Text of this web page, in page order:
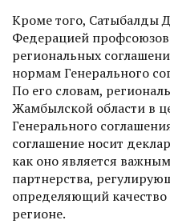
Кроме того, Сатыбалды
Федерацией
региональных
нормам Генерального
По его словам,
Жамбылской области в
Генерального
соглашение носит
как оно является
партнерства,
определяющий
регионе.